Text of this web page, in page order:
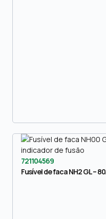
721104569
Fusível de faca NH2 GL –